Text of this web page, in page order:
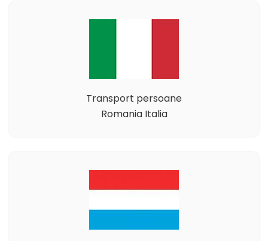
Transport persoane
Romania Italia